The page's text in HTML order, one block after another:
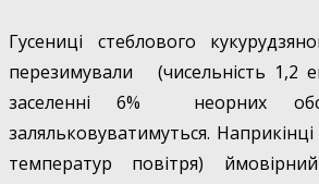
Гусениці стеблового
перезимували (чисельність 1,2
заселенні 6% неорних
заляльковуватимуться.
температур повітря)